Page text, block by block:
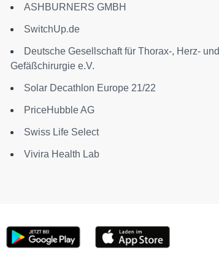
ASHBURNERS GMBH
SwitchUp.de
Deutsche Gesellschaft für Thorax-, Herz- und
Gefäßchirurgie e.V.
Solar Decathlon Europe 21/22
PriceHubble AG
Swiss Life Select
Vivira Health Lab